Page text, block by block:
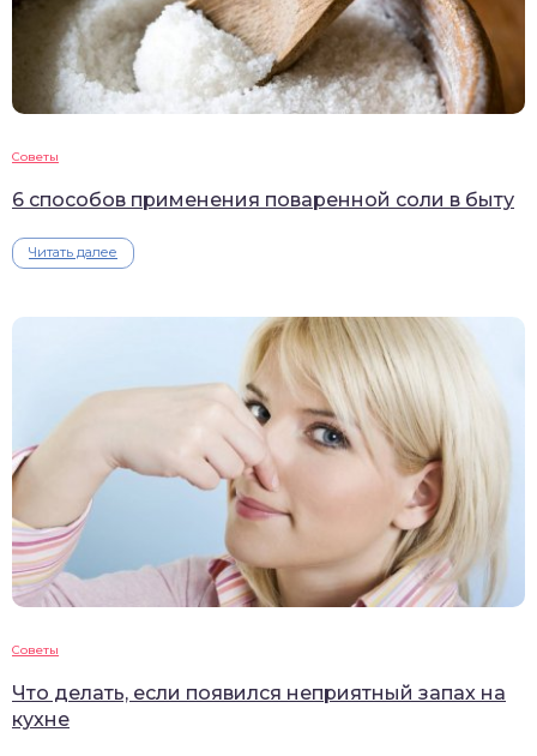
Советы
6 способов применения поваренной соли в быту
Читать далее
Советы
Что делать, если появился неприятный запах на
кухне